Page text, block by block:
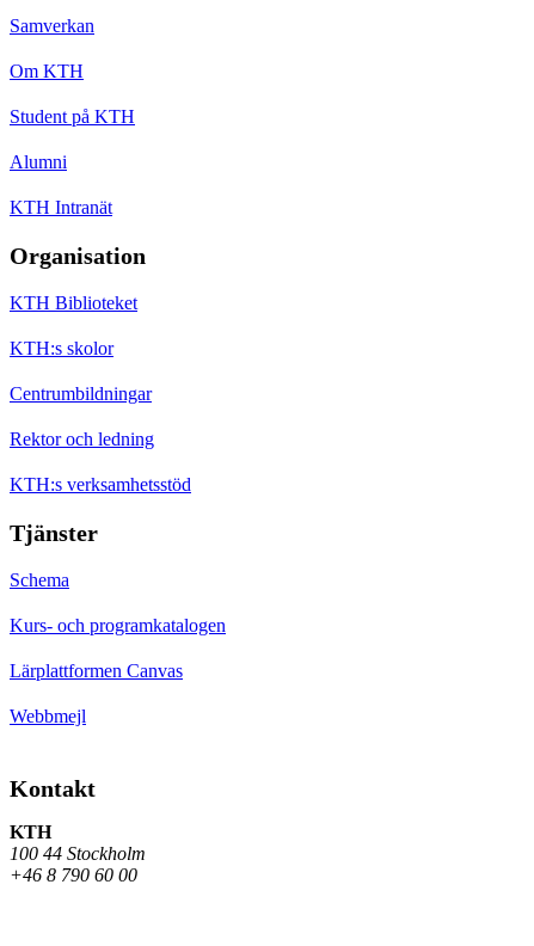
Samverkan
Om KTH
Student på KTH
Alumni
KTH Intranät
Organisation
KTH Biblioteket
KTH:s skolor
Centrumbildningar
Rektor och ledning
KTH:s verksamhetsstöd
Tjänster
Schema
Kurs- och programkatalogen
Lärplattformen Canvas
Webbmejl
Kontakt
KTH
100 44 Stockholm
+46 8 790 60 00